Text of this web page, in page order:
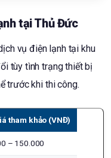
tại Thủ Đức
vụ điện lạnh tại khu
tùy tình trạng thiết bị
trước khi thi công.
tham khảo (VNĐ)
– 150.000